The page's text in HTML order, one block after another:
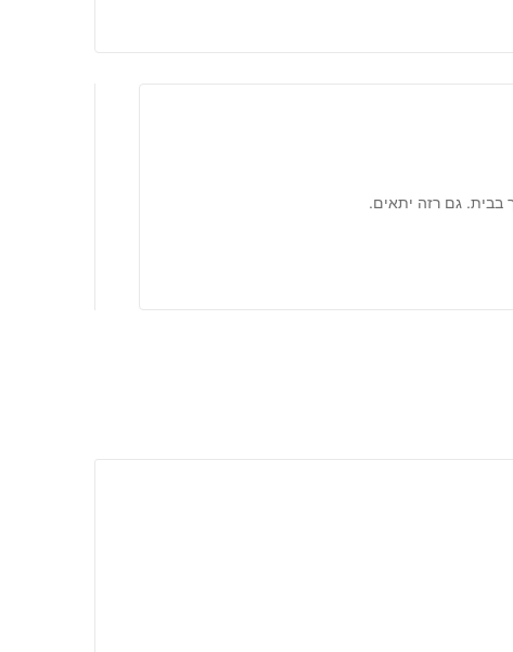
גם רזה יתאים.